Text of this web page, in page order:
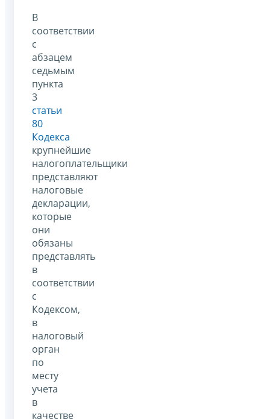
В
соответствии
с
абзацем
седьмым
пункта
3
статьи
80
Кодекса
крупнейшие
налогоплательщики
представляют
налоговые
декларации,
которые
они
обязаны
представлять
в
соответствии
с
Кодексом,
в
налоговый
орган
по
месту
учета
в
качестве